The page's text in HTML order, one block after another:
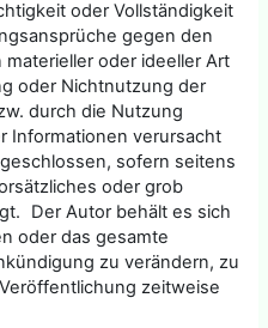
oder Vollständigkeit
gegen den
oder ideeller Art
oder Nichtnutzung der
durch die Nutzung
Informationen verursacht
sofern seitens
oder grob
Der Autor behält es sich
oder das gesamte
zu verändern, zu
zeitweise